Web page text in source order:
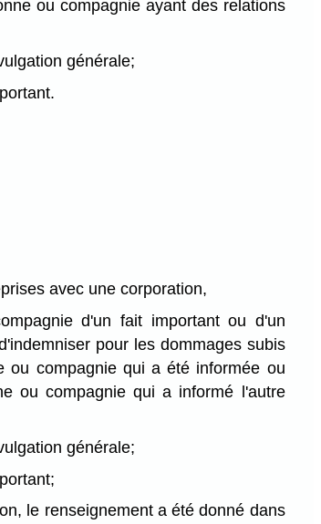
ou compagnie ayant des relations
générale;
avec une corporation,
d'un fait important ou d'un
pour les dommages subis
ou compagnie qui a été informée ou
ou compagnie qui a informé l'autre
générale;
le renseignement a été donné dans